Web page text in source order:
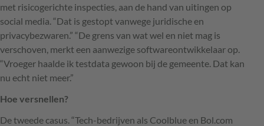
met risicogerichte inspecties, aan de hand van uitingen op
social media. “Dat is gestopt vanwege juridische en
privacybezwaren.” “De grens van wat wel en niet mag is
verschoven, merkt een aanwezige softwareontwikkelaar op.
“Vroeger haalde ik testdata gewoon bij de gemeente. Dat kan
nu echt niet meer.”
Hoe versnellen?
De tweede casus. “Tech-bedrijven als Coolblue en Bol.com